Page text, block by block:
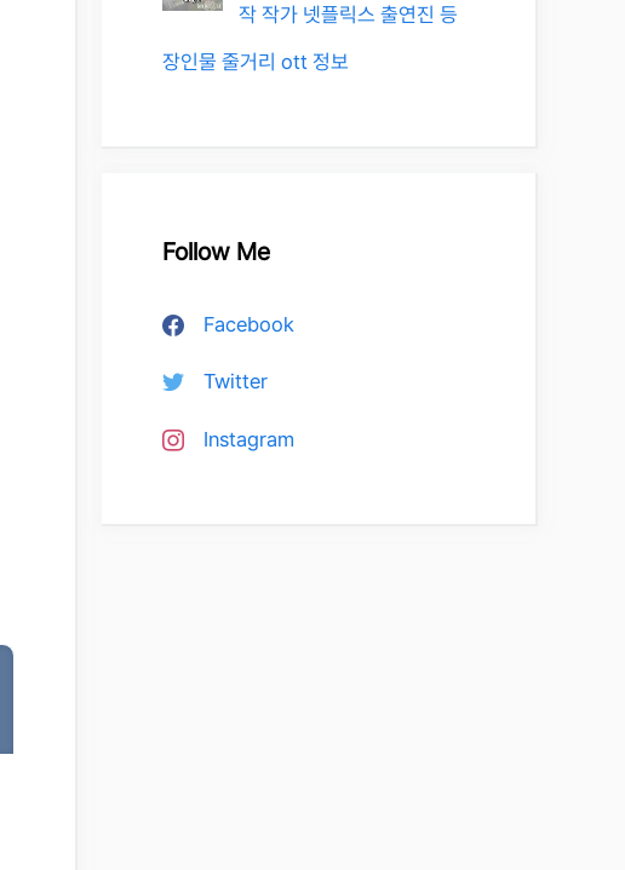
작 작가 넷플릭스 출연진 등
장인물 줄거리 ott 정보
Follow Me
Facebook
Twitter
Instagram